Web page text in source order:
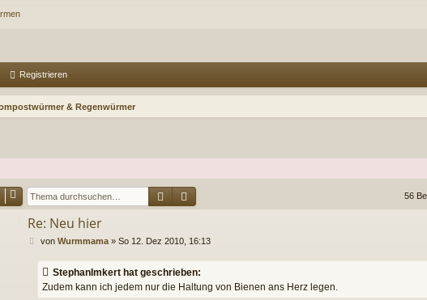
Registrieren
& Regenwürmer
Suche 56
Re: Neu hier
Bvon Wurmmama» So 12. Dez 2010, 16:13
StephanImkert hat geschrieben:
Zudem kann ich jedem nur die Haltung von Bienen ans Herz legen.